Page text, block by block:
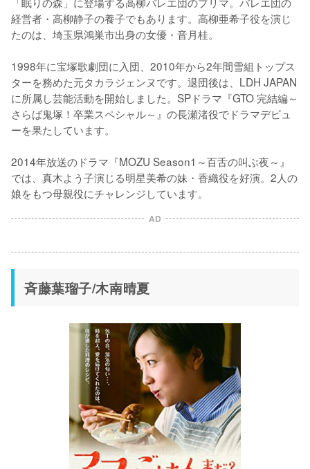
経営者・高柳静子の養子でもあります。高柳亜希子役を演じ
たのは、埼玉県鴻巣市出身の女優・音月桂。
1998年に宝塚歌劇団に入団、2010年から2年間雪組トップス
ターを務めた元タカラジェンヌです。退団後は、LDH JAPAN
に所属し芸能活動を開始しました。SPドラマ『GTO 完結編～
さらば鬼塚！卒業スペシャル～』の長瀬渚役でドラマデビュ
ーを果たしています。
2014年放送のドラマ『MOZU Season1～百舌の叫ぶ夜～』
では、真木よう子演じる明星美希の妹・香織役を好演。2人の
娘をもつ母親役にチャレンジしています。
AD
斉藤葉瑠子/木南晴夏